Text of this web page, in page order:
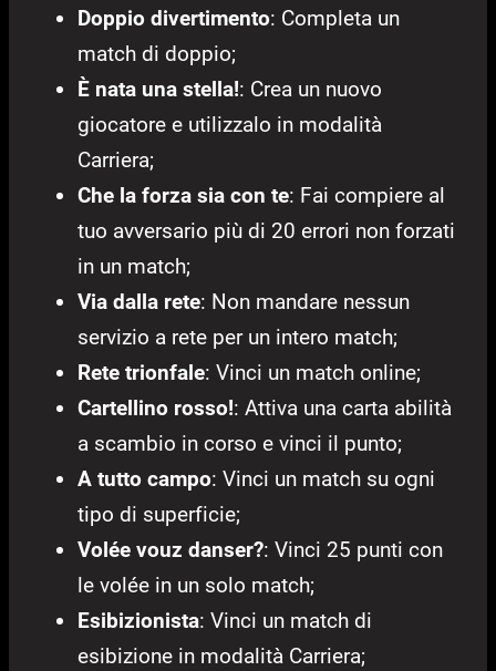
Doppio divertimento: Completa un
match di doppio;
È nata una stella!: Crea un nuovo
giocatore e utilizzalo in modalità
Carriera;
Che la forza sia con te: Fai compiere al
tuo avversario più di 20 errori non forzati
in un match;
Via dalla rete: Non mandare nessun
servizio a rete per un intero match;
Rete trionfale: Vinci un match online;
Cartellino rosso!: Attiva una carta abilità
a scambio in corso e vinci il punto;
A tutto campo: Vinci un match su ogni
tipo di superficie;
Volée vouz danser?: Vinci 25 punti con
le volée in un solo match;
Esibizionista: Vinci un match di
esibizione in modalità Carriera;